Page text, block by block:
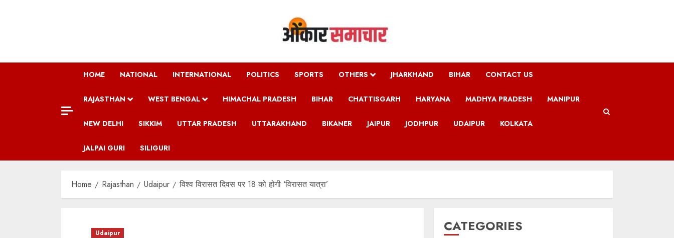
HOME NATIONAL INTERNATIONAL POLITICS SPORTS OTHERS JHARKHAND BIHAR CONTACT US
RAJASTHAN WEST BENGAL HIMACHAL PRADESH BIHAR CHATTISGARH HARYANA MADHYA PRADESH MANIPUR
NEW DELHI SIKKIM UTTAR PRADESH UTTARAKHAND BIKANER JAIPUR JODHPUR UDAIPUR KOLKATA
JALPAI GURI SILIGURI
Home Rajasthan Udaipur विश्व विरासत दिवस पर 18 को होगी ‘विरासत यात्रा’
Udaipur CATEGORIES